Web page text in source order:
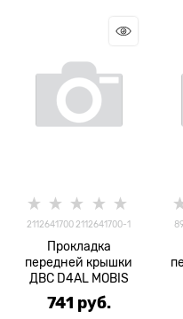
2112641700 2112641700-1
Прокладка
передней крышки
ДВС D4AL MOBIS
741 руб.